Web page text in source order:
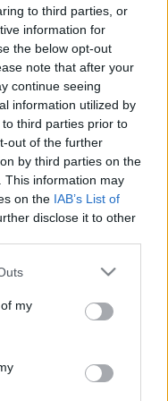
to third parties, or
information for
the below opt-out
note that after your
continue seeing
information utilized by
third parties prior to
out of the further
by third parties on the
This information may
on the IAB’s List of
disclose it to other
one or more Google
You may click to
third-party tags to
in below Google
my